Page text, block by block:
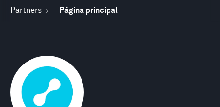
Partners Página principal